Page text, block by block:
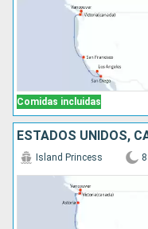
Comidas incluidas
ESTADOS UNIDOS,
Island Princess